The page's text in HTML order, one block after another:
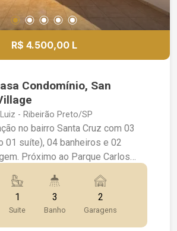
R$ 4.500,00 L
Condomínio, San
- Ribeirão Preto/SP
no bairro Santa Cruz com 03
01 suíte), 04 banheiros e 02
Carlos
com 167 m²;
01 suíte); 04 banheiros, sendo
amplas; Closet e escritório;
Ambientes espaçosos e bem
1
Suite
3
Banho
2
Garagens